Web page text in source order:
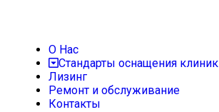
О Нас
Стандарты оснащения клиник
Лизинг
Ремонт и обслуживание
Контакты